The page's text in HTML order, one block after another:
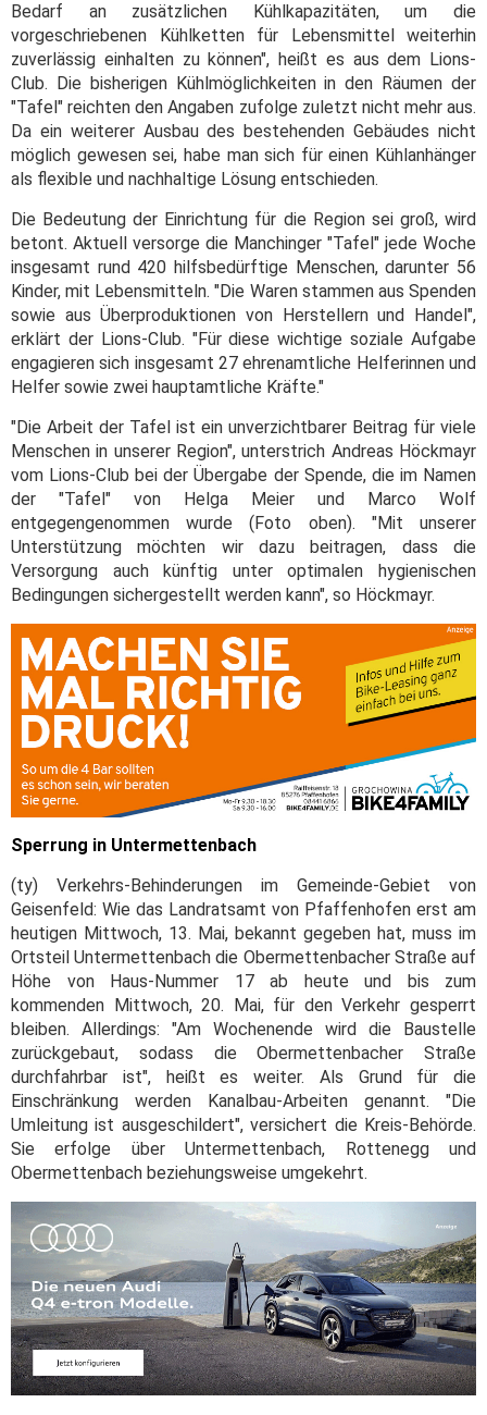
Bedarf an zusätzlichen Kühlkapazitäten, um die
vorgeschriebenen Kühlketten für Lebensmittel weiterhin
zuverlässig einhalten zu können", heißt es aus dem Lions-
Club. Die bisherigen Kühlmöglichkeiten in den Räumen der
"Tafel" reichten den Angaben zufolge zuletzt nicht mehr aus.
Da ein weiterer Ausbau des bestehenden Gebäudes nicht
möglich gewesen sei, habe man sich für einen Kühlanhänger
als flexible und nachhaltige Lösung entschieden.
Die Bedeutung der Einrichtung für die Region sei groß, wird
betont. Aktuell versorge die Manchinger "Tafel" jede Woche
insgesamt rund 420 hilfsbedürftige Menschen, darunter 56
Kinder, mit Lebensmitteln. "Die Waren stammen aus Spenden
sowie aus Überproduktionen von Herstellern und Handel",
erklärt der Lions-Club. "Für diese wichtige soziale Aufgabe
engagieren sich insgesamt 27 ehrenamtliche Helferinnen und
Helfer sowie zwei hauptamtliche Kräfte."
"Die Arbeit der Tafel ist ein unverzichtbarer Beitrag für viele
Menschen in unserer Region", unterstrich Andreas Höckmayr
vom Lions-Club bei der Übergabe der Spende, die im Namen
der "Tafel" von Helga Meier und Marco Wolf
entgegengenommen wurde (Foto oben). "Mit unserer
Unterstützung möchten wir dazu beitragen, dass die
Versorgung auch künftig unter optimalen hygienischen
Bedingungen sichergestellt werden kann", so Höckmayr.
Sperrung in Untermettenbach
(ty) Verkehrs-Behinderungen im Gemeinde-Gebiet von
Geisenfeld: Wie das Landratsamt von Pfaffenhofen erst am
heutigen Mittwoch, 13. Mai, bekannt gegeben hat, muss im
Ortsteil Untermettenbach die Obermettenbacher Straße auf
Höhe von Haus-Nummer 17 ab heute und bis zum
kommenden Mittwoch, 20. Mai, für den Verkehr gesperrt
bleiben. Allerdings: "Am Wochenende wird die Baustelle
zurückgebaut, sodass die Obermettenbacher Straße
durchfahrbar ist", heißt es weiter. Als Grund für die
Einschränkung werden Kanalbau-Arbeiten genannt. "Die
Umleitung ist ausgeschildert", versichert die Kreis-Behörde.
Sie erfolge über Untermettenbach, Rottenegg und
Obermettenbach beziehungsweise umgekehrt.